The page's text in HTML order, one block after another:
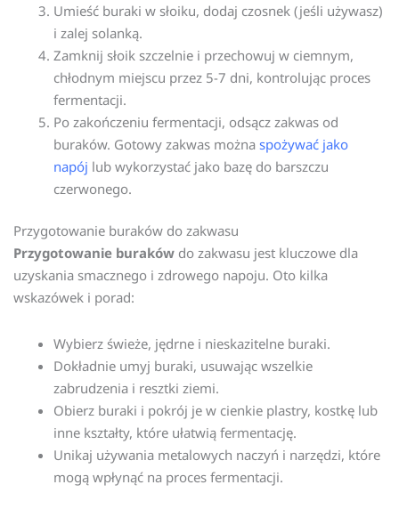
Umieść buraki w słoiku, dodaj czosnek (jeśli używasz)
i zalej solanką.
Zamknij słoik szczelnie i przechowuj w ciemnym,
chłodnym miejscu przez 5-7 dni, kontrolując proces
fermentacji.
Po zakończeniu fermentacji, odsącz zakwas od
buraków. Gotowy zakwas można spożywać jako
napój lub wykorzystać jako bazę do barszczu
czerwonego.
Przygotowanie buraków do zakwasu
Przygotowanie buraków do zakwasu jest kluczowe dla
uzyskania smacznego i zdrowego napoju. Oto kilka
wskazówek i porad:
Wybierz świeże, jędrne i nieskazitelne buraki.
Dokładnie umyj buraki, usuwając wszelkie
zabrudzenia i resztki ziemi.
Obierz buraki i pokrój je w cienkie plastry, kostkę lub
inne kształty, które ułatwią fermentację.
Unikaj używania metalowych naczyń i narzędzi, które
mogą wpłynąć na proces fermentacji.